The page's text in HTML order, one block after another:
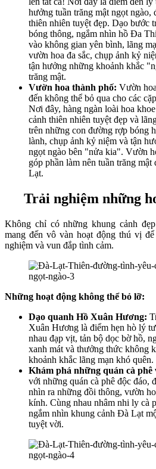
hưởng tuần trăng mật ngọt ngào,
thiên nhiên tuyệt đẹp. Dạo bước
bóng thông, ngắm nhìn hồ Đa
vào không gian yên bình, lãng
vườn hoa đa sắc, chụp ảnh kỷ
tận hưởng những khoảnh khắc
trăng mật.
Vườn hoa thành phố: Vườn
đến không thể bỏ qua cho các
Nơi đây, hàng ngàn loài hoa
cảnh thiên nhiên tuyệt đẹp và
trên những con đường rợp bóng
lành, chụp ảnh kỷ niệm và tận
ngọt ngào bên "nửa kia". Vườn
góp phần làm nên tuần trăng
Lạt.
Trải nghiệm những
Không chỉ có những khung cảnh
mang đến vô vàn hoạt động thú vị
nghiệm và vun đắp tình cảm.
Những hoạt động không thể bỏ lỡ:
Dạo quanh Hồ Xuân Hương:
Xuân Hương là điểm hẹn hò lý
nhau đạp vịt, tản bộ dọc bờ hồ,
xanh mát và thưởng thức không
khoảnh khắc lãng mạn khó quên.
Khám phá những quán cà phê
với những quán cà phê độc đáo,
nhìn ra những đồi thông, vườn
kính. Cùng nhau nhâm nhi ly cà
ngắm nhìn khung cảnh Đà Lạt
tuyệt vời.